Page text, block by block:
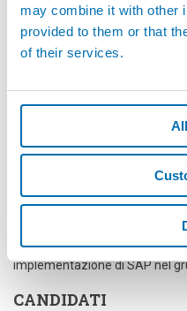
may combine it with other
provided to them or that
of their services.
ambiti:
FI/CO - Finance &
SD/PS – Sales and
PP/MM - Production
Terminato il periodo di
di lavoro che si occupa del
implementazione di SAP nel
CANDIDATI